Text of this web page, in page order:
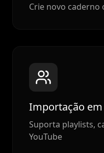
Crie novo caderno
Importação
Suporta playlists,
YouTube